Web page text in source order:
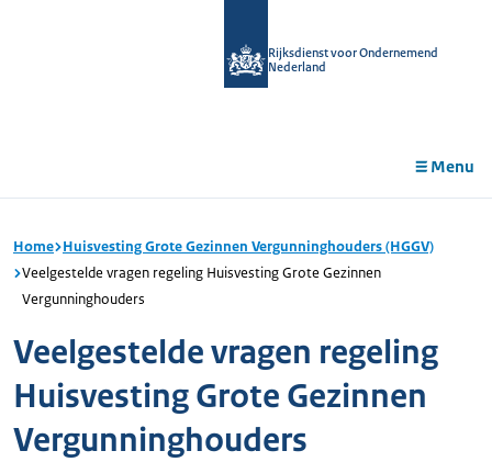
Rijksdienst voor Ondernemend
Nederland
Menu
Home Huisvesting Grote Gezinnen Vergunninghouders (HGGV)
Veelgestelde vragen regeling Huisvesting Grote Gezinnen
Vergunninghouders
Veelgestelde vragen regeling
Huisvesting Grote Gezinnen
Vergunninghouders